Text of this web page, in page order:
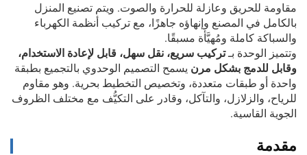
مقاومة للحريق وعازلة للحرارة والصوت. ويتم تصنيع المنزل
بالكامل في المصنع وإنهاؤه جاهزًا، مع تركيب أنظمة الكهرباء
والسباكة كاملة ومُهيَّأة مسبقًا.
وتتميز الوحدة بـتركيب سريع، نقل سهل، قابل لإعادة الاستخدام،
وقابل للدمج بشكل مرن يسمح التصميم الوحدوي بالتجميع بطبقة
واحدة أو طبقات متعددة، وتخصيص التخطيط بحرية. وهو مقاوم
للرياح، والزلازل، والتآكل، وقادر على التكيُّف مع مختلف الظروف
الجوية القاسية.
مقدمة